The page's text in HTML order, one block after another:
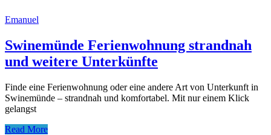
Emanuel
Swinemünde Ferienwohnung strandnah
und weitere Unterkünfte
Finde eine Ferienwohnung oder eine andere Art von Unterkunft in
Swinemünde – strandnah und komfortabel. Mit nur einem Klick
gelangst
Read More